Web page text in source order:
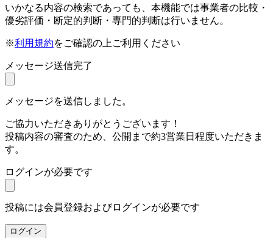
いかなる内容の検索であっても、本機能では事業者の比較・
優劣評価・断定的判断・専門的判断は行いません。
※利用規約をご確認の上ご利用ください
メッセージ送信完了
メッセージを送信しました。
ご協力いただきありがとうございます！
投稿内容の審査のため、公開まで約3営業日程度いただきま
す。
ログインが必要です
投稿には会員登録およびログインが必要です
ログイン